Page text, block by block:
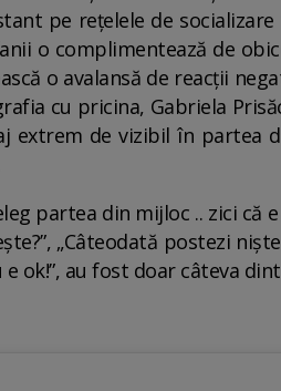
pe rețelele de
o complimentează de
o avalansă de reacții
cu pricina, Gabriela
extrem de vizibil în partea
partea din mijloc .. zici că
„Câteodată postezi
ok!”, au fost doar câteva